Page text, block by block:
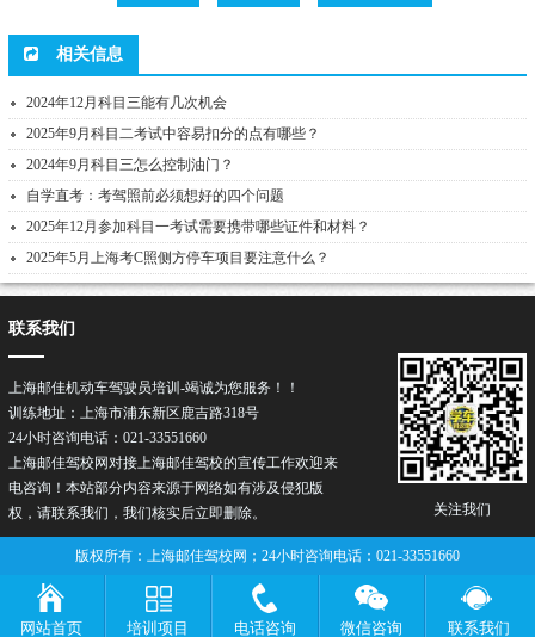
相关信息
2024年12月科目三能有几次机会
2025年9月科目二考试中容易扣分的点有哪些？
2024年9月科目三怎么控制油门？
自学直考：考驾照前必须想好的四个问题
2025年12月参加科目一考试需要携带哪些证件和材料？
2025年5月上海考C照侧方停车项目要注意什么？
关注我们
联系我们
上海邮佳机动车驾驶员培训-竭诚为您服务！！
训练地址：上海市浦东新区鹿吉路318号
24小时咨询电话：021-33551660
上海邮佳驾校网对接上海邮佳驾校的宣传工作欢迎来
电咨询！本站部分内容来源于网络如有涉及侵犯版
权，请联系我们，我们核实后立即删除。
版权所有：上海邮佳驾校网；24小时咨询电话：021-33551660
网站首页 培训项目 电话咨询 微信咨询 联系我们